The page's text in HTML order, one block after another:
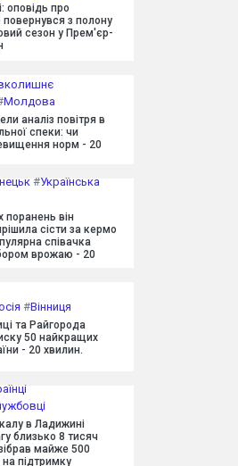
оповідь про
з полону
сезон у Прем'єр-
Молдова
аналіз повітря в
спеки: чи
норм - 20
#Українська
поранень він
сісти за кермо
співачка
врожаю - 20
#Вінниця
та Райгорода
50 найкращих
- 20 хвилин.
в Ладижині
близько 8 тисяч
зібрав майже 500
підтримку